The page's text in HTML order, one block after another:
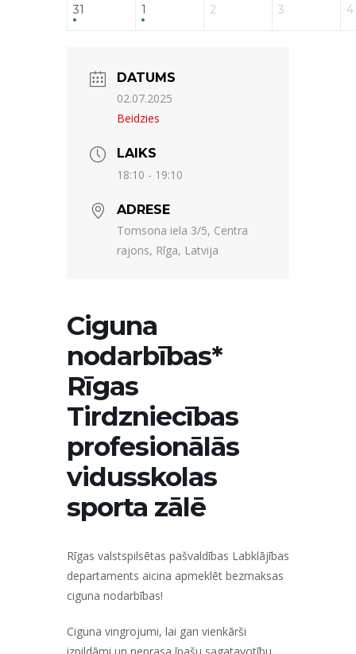
31 1 2 3 4
DATUMS
02.07.2025
Beidzies
LAIKS
18:10 - 19:10
ADRESE
Tomsona iela 3/5, Centra
rajons, Rīga, Latvija
Ciguna
nodarbības*
Rīgas
Tirdzniecības
profesionālās
vidusskolas
sporta zālē
Rīgas valstspilsētas pašvaldības Labklājības
departaments aicina apmeklēt bezmaksas
ciguna nodarbības!
Ciguna vingrojumi, lai gan vienkārši